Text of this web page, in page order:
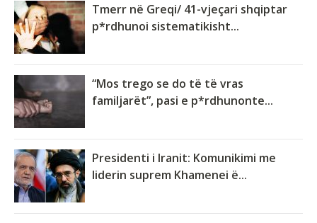
Tmerr në Greqi/ 41-vjeçari shqiptar
p*rdhunoi sistematikisht...
“Mos trego se do të të vras
familjarët”, pasi e p*rdhunonte...
Presidenti i Iranit: Komunikimi me
liderin suprem Khamenei ë...